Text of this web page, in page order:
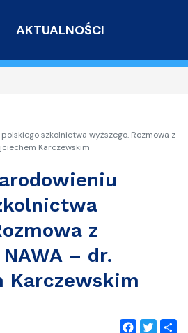
do
AKTUALNOŚCI
szkolnictwa wyższego. Rozmowa z
Karczewskim
z
– dr.
Karczewskim